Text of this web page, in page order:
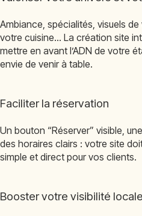
Ambiance, spécialités, visuels
votre cuisine… La création site
mettre en avant l’ADN de votre
envie de venir à table.
Faciliter la réservation
Un bouton “Réserver” visible,
des horaires clairs : votre site
simple et direct pour vos clients.
Booster votre visibilité locale